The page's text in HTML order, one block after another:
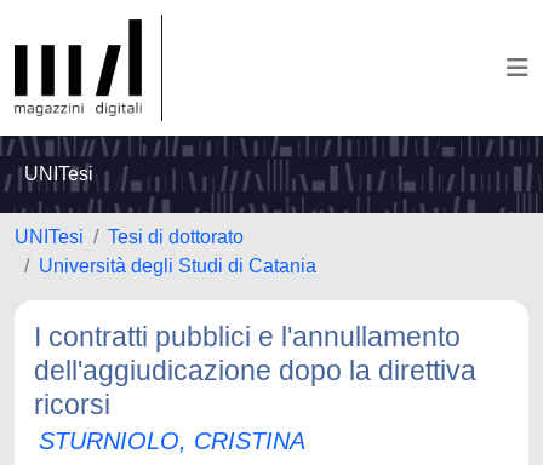
UNITesi
UNITesi
Tesi di dottorato
Università degli Studi di Catania
I contratti pubblici e l'annullamento
dell'aggiudicazione dopo la direttiva
ricorsi
STURNIOLO, CRISTINA